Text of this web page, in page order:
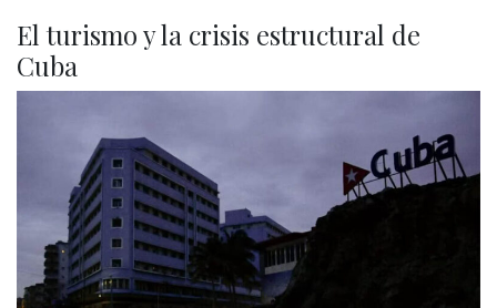
El turismo y la crisis estructural de
Cuba